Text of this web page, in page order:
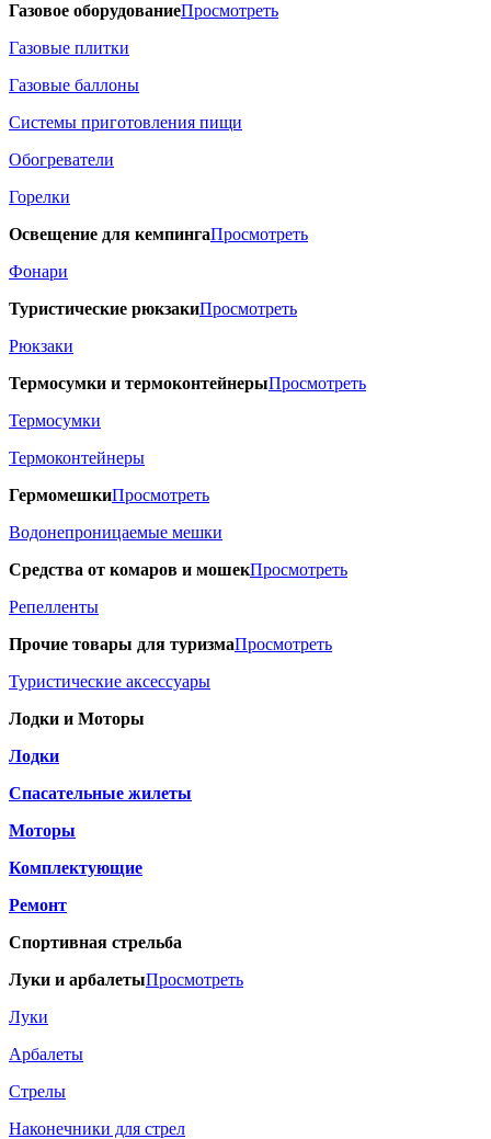
Газовое оборудованиеПросмотреть
Газовые плитки
Газовые баллоны
Системы приготовления пищи
Обогреватели
Горелки
Освещение для кемпингаПросмотреть
Фонари
Туристические рюкзакиПросмотреть
Рюкзаки
Термосумки и термоконтейнерыПросмотреть
Термосумки
Термоконтейнеры
ГермомешкиПросмотреть
Водонепроницаемые мешки
Средства от комаров и мошекПросмотреть
Репелленты
Прочие товары для туризмаПросмотреть
Туристические аксессуары
Лодки и Моторы
Лодки
Спасательные жилеты
Моторы
Комплектующие
Ремонт
Спортивная стрельба
Луки и арбалетыПросмотреть
Луки
Арбалеты
Стрелы
Наконечники для стрел